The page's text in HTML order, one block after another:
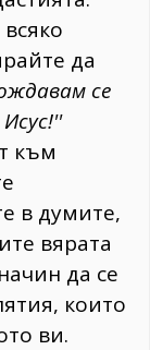
да
се
към
в думите,
вярата
да се
които
ви.